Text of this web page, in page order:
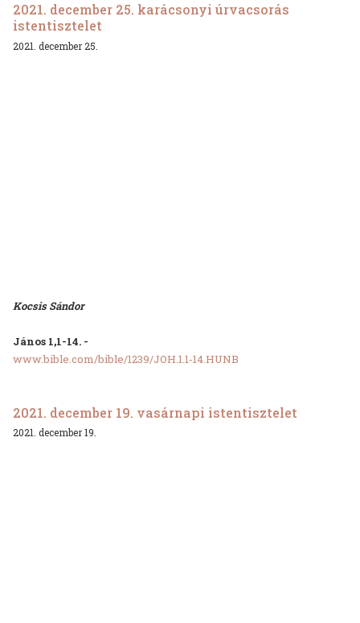
2021. december 25. karácsonyi úrvacsorás
istentisztelet
2021. december 25.
Kocsis Sándor
János 1,1-14. -
www.bible.com/bible/1239/JOH.1.1-14.HUNB
2021. december 19. vasárnapi istentisztelet
2021. december 19.